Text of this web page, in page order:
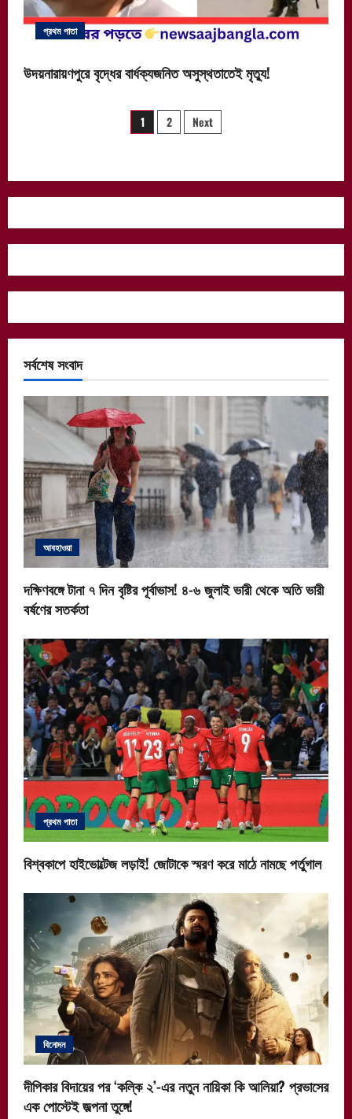
প্রথম পাতা
উদয়নারায়ণপুরে বৃদ্ধের বার্ধক্যজনিত অসুস্থতাতেই মৃত্যু!
Posts
1 2 Next
সর্বশেষ সংবাদ
আবহাওয়া
দক্ষিণবঙ্গে টানা ৭ দিন বৃষ্টির পূর্বাভাস! ৪-৬ জুলাই ভারী থেকে অতি ভারী
বর্ষণের সতর্কতা
প্রথম পাতা
বিশ্বকাপে হাইভোল্টেজ লড়াই! জোটাকে স্মরণ করে মাঠে নামছে পর্তুগাল
বিনোদন
দীপিকার বিদায়ের পর ‘কল্কি ২’-এর নতুন নায়িকা কি আলিয়া? প্রভাসের
এক পোস্টেই জল্পনা তুঙ্গে!